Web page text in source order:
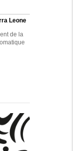
Leone
de la
Réalisez